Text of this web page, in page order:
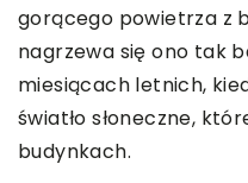
gorącego powietrza z
nagrzewa się ono tak
miesiącach letnich,
światło słoneczne,
budynkach.